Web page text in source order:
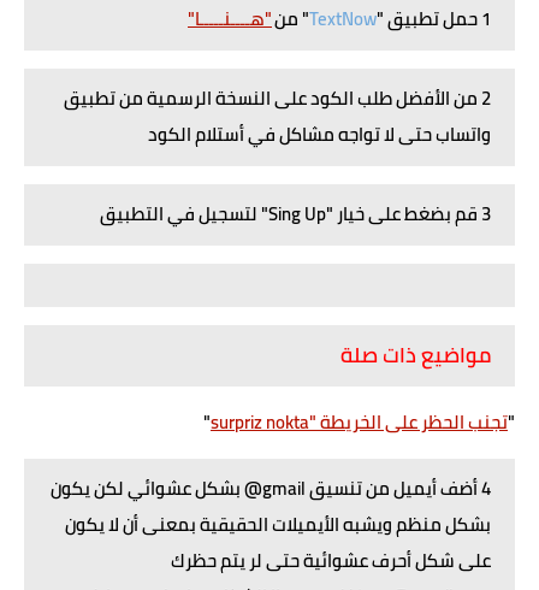
1 حمل تطبيق "
TextNow" من"هــــنـــــا"
2 من الأفضل طلب الكود على النسخة الرسمية من تطبيق
واتساب حتى لا تواجه مشاكل في أستلام الكود
3 قم بضغط على خيار "Sing Up" لتسجيل في التطبيق
مواضيع ذات صلة
"تجنب الحظر على الخريطة "surpriz nokta
"
4 أضف أيميل من تنسيق gmail@ بشكل عشوائي
لكن يكون
بشكل منظم ويشبه الأيميلات الحقيقية بمعنى أن لا يكون
على شكل أحرف عشوائية حتى لر يتم حظرك